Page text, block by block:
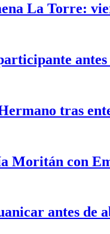
La Torre:
tras
Moritán con
antes de